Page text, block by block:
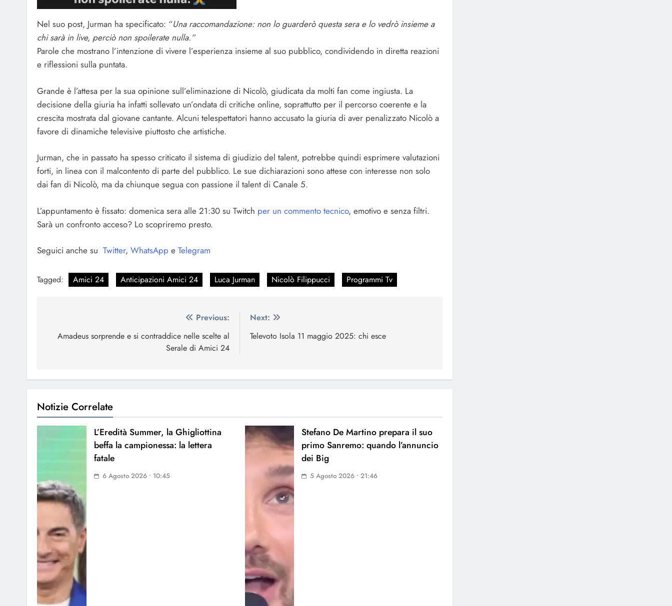
Nel suo post, Jurman ha specificato: “Una raccomandazione: non lo guarderò questa sera e lo vedrò insieme a
chi sarà in live, perciò non spoilerate nulla.”
Parole che mostrano l’intenzione di vivere l’esperienza insieme al suo pubblico, condividendo in diretta reazioni
e riflessioni sulla puntata.
Grande è l’attesa per la sua opinione sull’eliminazione di Nicolò, giudicata da molti fan come ingiusta. La
decisione della giuria ha infatti sollevato un’ondata di critiche online, soprattutto per il percorso coerente e la
crescita mostrata dal giovane cantante. Alcuni telespettatori hanno accusato la giuria di aver penalizzato Nicolò a
favore di dinamiche televisive piuttosto che artistiche.
Jurman, che in passato ha spesso criticato il sistema di giudizio del talent, potrebbe quindi esprimere valutazioni
forti, in linea con il malcontento di parte del pubblico. Le sue dichiarazioni sono attese con interesse non solo
dai fan di Nicolò, ma da chiunque segua con passione il talent di Canale 5.
L’appuntamento è fissato: domenica sera alle 21:30 su Twitch per un commento tecnico, emotivo e senza filtri.
Sarà un confronto acceso? Lo scopriremo presto.
Seguici anche su Twitter, WhatsApp e Telegram
Tagged: Amici 24 Anticipazioni Amici 24 Luca Jurman Nicolò Filippucci Programmi Tv
articoli
Previous:
Amadeus sorprende e si contraddice nelle scelte al
Serale di Amici 24
Next:
Televoto Isola 11 maggio 2025: chi esce
Notizie Correlate
L’Eredità Summer, la Ghigliottina
beffa la campionessa: la lettera
fatale
6 Agosto 2026 • 10:45
Stefano De Martino prepara il suo
primo Sanremo: quando l’annuncio
dei Big
5 Agosto 2026 • 21:46